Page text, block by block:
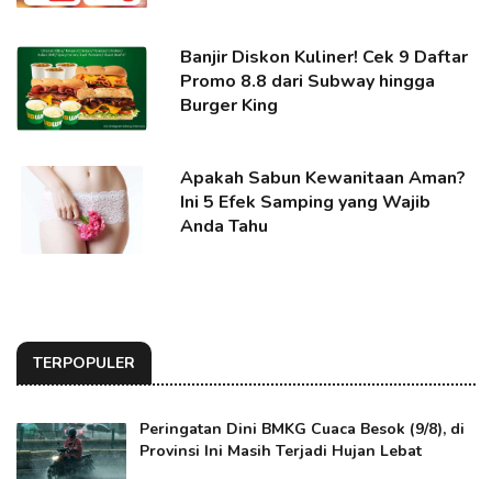
Banjir Diskon Kuliner! Cek 9 Daftar
Promo 8.8 dari Subway hingga
Burger King
Apakah Sabun Kewanitaan Aman?
Ini 5 Efek Samping yang Wajib
Anda Tahu
TERPOPULER
Peringatan Dini BMKG Cuaca Besok (9/8), di
Provinsi Ini Masih Terjadi Hujan Lebat